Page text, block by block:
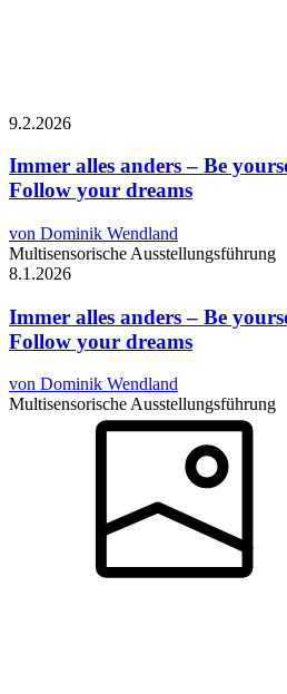
9.2.2026
Immer alles anders – Be
Follow your dreams
von Dominik Wendland
Multisensorische Ausstellungsführung
8.1.2026
Immer alles anders – Be
Follow your dreams
von Dominik Wendland
Multisensorische Ausstellungsführung